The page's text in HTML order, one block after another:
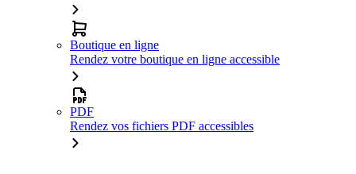
Boutique en ligne
Rendez votre boutique en ligne accessible
PDF
Rendez vos fichiers PDF accessibles